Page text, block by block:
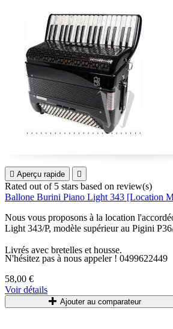
 Aperçu rapide 
Rated out of 5 stars based on review(s)
Ballone Burini Piano Light 343 [Location
Nous vous proposons à la location
Light 343/P, modèle supérieur au Pigini
Livrés avec bretelles et housse.
N'hésitez pas à nous appeler ! 0499622449
58,00 €
Voir détails
Ajouter au comparateur